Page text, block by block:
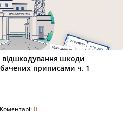
шкоди
приписами ч. 1
Коментарі:0